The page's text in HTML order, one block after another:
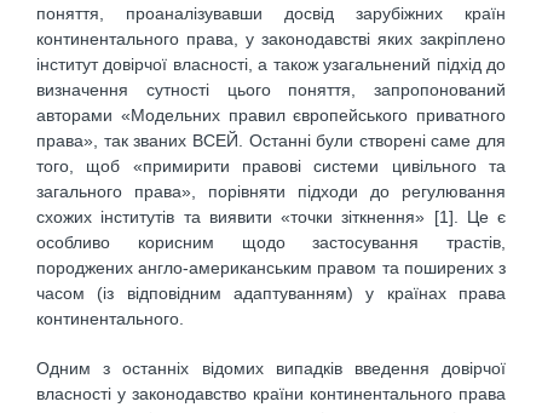
поняття, проаналізувавши досвід зарубіжних країн
континентального права, у законодавстві яких закріплено
інститут довірчої власності, а також узагальнений підхід до
визначення сутності цього поняття, запропонований
авторами «Модельних правил європейського приватного
права», так званих ВСЕЙ. Останні були створені саме для
того, щоб «примирити правові системи цивільного та
загального права», порівняти підходи до регулювання
схожих інститутів та виявити «точки зіткнення» [1]. Це є
особливо корисним щодо застосування трастів,
породжених англо-американським правом та поширених з
часом (із відповідним адаптуванням) у країнах права
континентального.
Одним з останніх відомих випадків введення довірчої
власності у законодавство країни континентального права